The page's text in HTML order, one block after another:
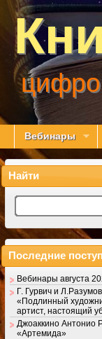
Вебинары
Найти
Последние
Вебинары августа
Г. Гурвич и
«Подлинный
артист, настоящий
Джоаккино Антонио
«Артемида»